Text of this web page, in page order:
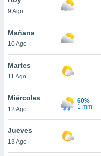
y
en
más
de
9 Ago
Mañana
10 Ago
Martes
11 Ago
Miércoles
12 Ago
60%
1 mm
Jueves
13 Ago